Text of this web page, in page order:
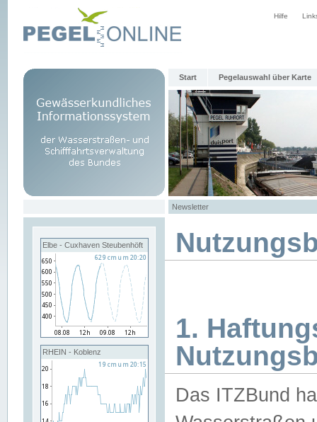
Hilfe
Start Pegelauswahl über Karte
Newsletter
Elbe - Cuxhaven Steubenhöft
RHEIN - Koblenz
1.
Das ITZBund